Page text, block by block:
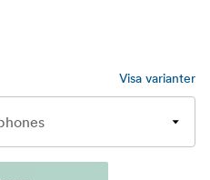
Visa varianter